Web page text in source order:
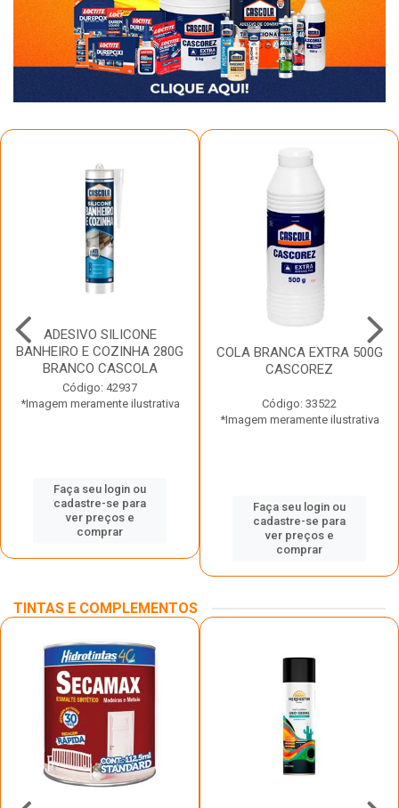
ADESIVO SILICONE
BANHEIRO E COZINHA 280G
BRANCO CASCOLA
Código: 42937
*Imagem meramente ilustrativa
Faça seu login ou
cadastre-se para
ver preços e
comprar
COLA BRANCA EXTRA 500G
CASCOREZ
Código: 33522
*Imagem meramente ilustrativa
Faça seu login ou
cadastre-se para
ver preços e
comprar
TINTAS E COMPLEMENTOS